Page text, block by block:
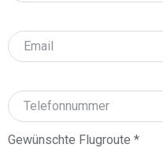
Gewünschte Flugroute *